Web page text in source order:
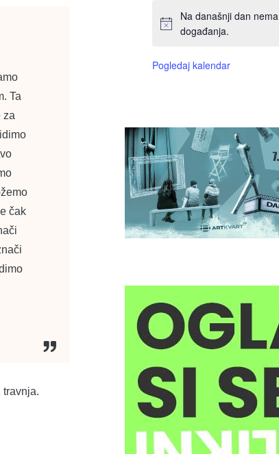
Ta
za
čak
travnja.
Na današnji dan nema
događanja.
Pogledaj kalendar